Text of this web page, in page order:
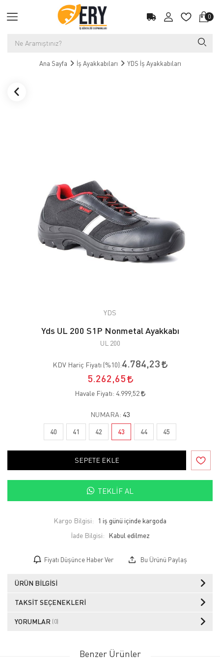
0
Ana Sayfa İş Ayakkabıları YDS İş Ayakkabıları
YDS
Yds UL 200 S1P Nonmetal Ayakkabı
UL 200
KDV Hariç Fiyatı (%10):4.784,23
5.262,65
Havale Fiyatı: 4.999,52
NUMARA: 43
40 41 42 43 44 45
SEPETE EKLE
TEKLIF AL
Kargo Bilgisi:
1 iş günü içinde kargoda
İade Bilgisi:
Fiyatı Düşünce Haber Ver Bu Ürünü Paylaş
ÜRÜN BILGISI
TAKSIT SEÇENEKLERI
YORUMLAR (0)
Benzer Ürünler